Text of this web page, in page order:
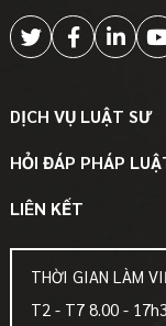
DỊCH VỤ LUẬT SƯ
HỎI ĐÁP PHÁP
LIÊN KẾT
THỜI GIAN LÀM
T2 - T7 8.00 -